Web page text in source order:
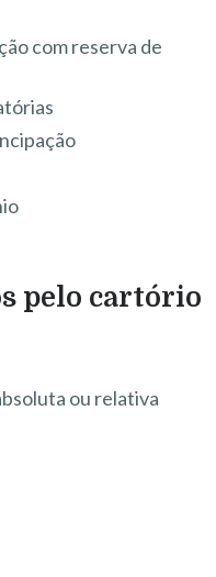
com reserva de
pelo cartório
ou relativa